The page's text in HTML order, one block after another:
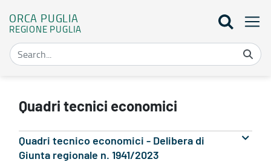
ORCA PUGLIA
REGIONE PUGLIA
Quadri tecnici economici
Quadri tecnico economici - Delibera di
Giunta regionale n. 1941/2023